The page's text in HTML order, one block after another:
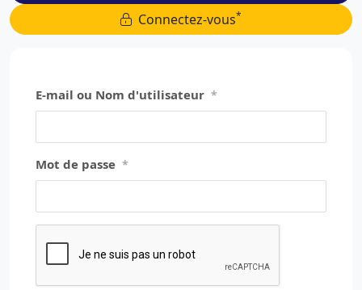
Connectez-vous*
E-mail ou Nom d'utilisateur *
Mot de passe *